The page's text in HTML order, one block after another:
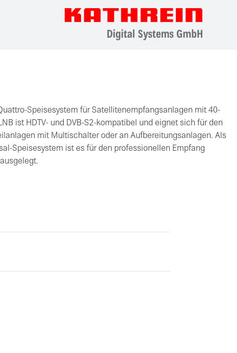
Speisesystem für Satellitenempfangsanlagen mit 40-
ist HDTV- und DVB-S2-kompatibel und eignet sich für den
mit Multischalter oder an Aufbereitungsanlagen. Als
Speisesystem ist es für den professionellen Empfang